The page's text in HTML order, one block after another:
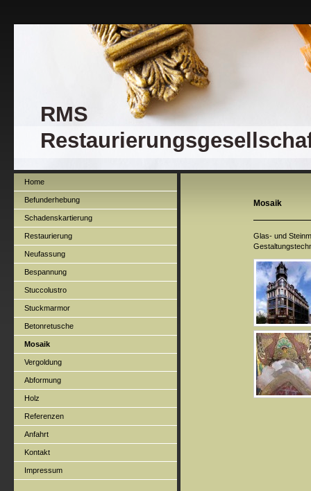
RMS
Home
Befunderhebung
Schadenskartierung
Restaurierung
Neufassung
Bespannung
Stuccolustro
Stuckmarmor
Betonretusche
Mosaik
Vergoldung
Abformung
Holz
Referenzen
Anfahrt
Kontakt
Impressum
Mosaik
Glas- und